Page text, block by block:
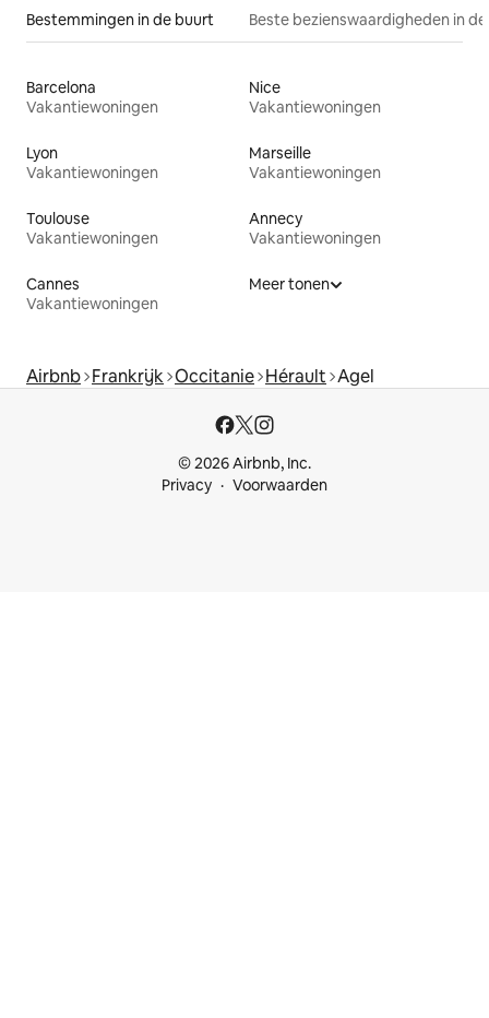
Bestemmingen in de buurt Beste bezienswaardigheden in
Barcelona
Vakantiewoningen
Nice
Vakantiewoningen
Lyon
Vakantiewoningen
Marseille
Vakantiewoningen
Toulouse
Vakantiewoningen
Annecy
Vakantiewoningen
Cannes
Vakantiewoningen
Meer tonen
Airbnb Frankrijk Occitanie Hérault Agel
© 2026 Airbnb, Inc.
Privacy
Voorwaarden